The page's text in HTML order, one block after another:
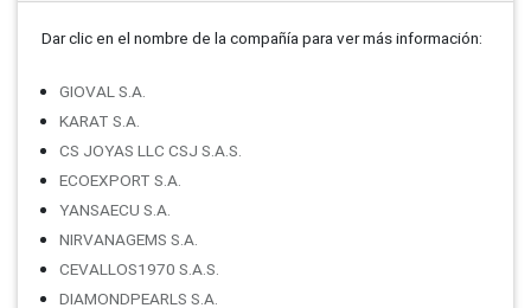
Dar clic en el nombre de la compañí­a para ver más información:
GIOVAL S.A.
KARAT S.A.
CS JOYAS LLC CSJ S.A.S.
ECOEXPORT S.A.
YANSAECU S.A.
NIRVANAGEMS S.A.
CEVALLOS1970 S.A.S.
DIAMONDPEARLS S.A.